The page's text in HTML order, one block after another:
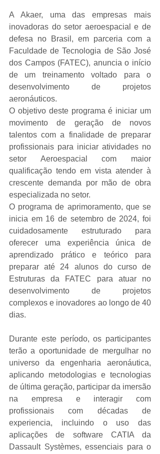
A Akaer, uma das empresas mais
inovadoras do setor aeroespacial e de
defesa no Brasil, em parceria com a
Faculdade de Tecnologia de São José
dos Campos (FATEC), anuncia o início
de um treinamento voltado para o
desenvolvimento de projetos
aeronáuticos.
O objetivo deste programa é iniciar um
movimento de geração de novos
talentos com a finalidade de preparar
profissionais para iniciar atividades no
setor Aeroespacial com maior
qualificação tendo em vista atender à
crescente demanda por mão de obra
especializada no setor.
O programa de aprimoramento, que se
inicia em 16 de setembro de 2024, foi
cuidadosamente estruturado para
oferecer uma experiência única de
aprendizado prático e teórico para
preparar até 24 alunos do curso de
Estruturas da FATEC para atuar no
desenvolvimento de projetos
complexos e inovadores ao longo de 40
dias.
Durante este período, os participantes
terão a oportunidade de mergulhar no
universo da engenharia aeronáutica,
aplicando metodologias e tecnologias
de última geração, participar da imersão
na empresa e interagir com
profissionais com décadas de
experiencia, incluindo o uso das
aplicações de software CATIA da
Dassault Systèmes, essenciais para o